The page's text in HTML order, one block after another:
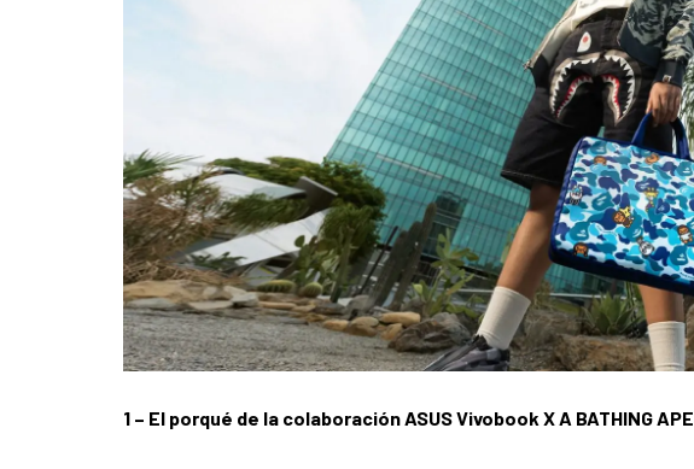
1 – El porqué de la colaboración ASUS Vivobook X A BATHING APE